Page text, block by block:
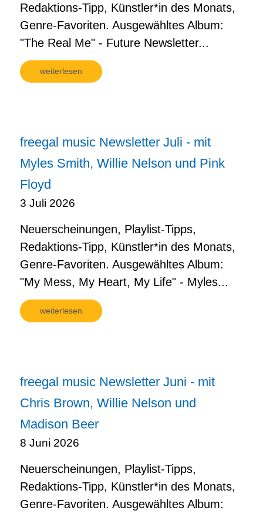
Redaktions-Tipp, Künstler*in des Monats,
Genre-Favoriten. Ausgewähltes Album:
"The Real Me" - Future Newsletter...
weiterlesen
freegal music Newsletter Juli - mit
Myles Smith, Willie Nelson und Pink
Floyd
3 Juli 2026
Neuerscheinungen, Playlist-Tipps,
Redaktions-Tipp, Künstler*in des Monats,
Genre-Favoriten. Ausgewähltes Album:
"My Mess, My Heart, My Life" - Myles...
weiterlesen
freegal music Newsletter Juni - mit
Chris Brown, Willie Nelson und
Madison Beer
8 Juni 2026
Neuerscheinungen, Playlist-Tipps,
Redaktions-Tipp, Künstler*in des Monats,
Genre-Favoriten. Ausgewähltes Album: